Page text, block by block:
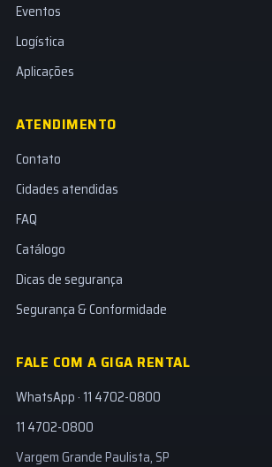
Eventos
Logística
Aplicações
ATENDIMENTO
Contato
Cidades atendidas
FAQ
Catálogo
Dicas de segurança
Segurança & Conformidade
FALE COM A GIGA RENTAL
WhatsApp · 11 4702-0800
11 4702-0800
Vargem Grande Paulista, SP